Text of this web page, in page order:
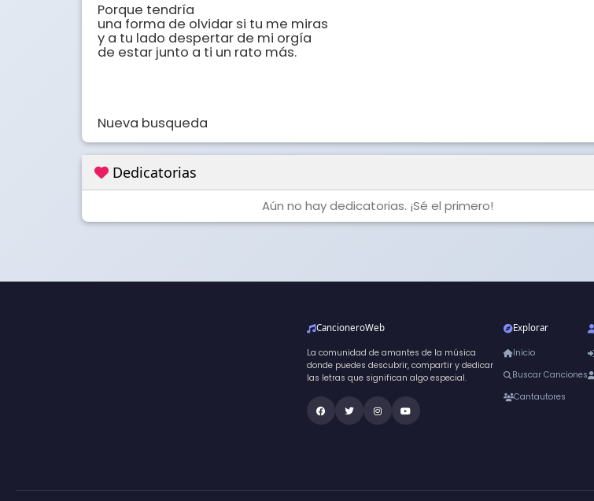
Porque tendría
una forma de olvidar si tu me miras
y a tu lado despertar de mi orgía
de estar junto a ti un rato más.
Nueva busqueda
Dedicatorias
Aún no hay dedicatorias. ¡Sé el primero!
CancioneroWeb
La comunidad de amantes de la música
donde puedes descubrir, compartir y dedicar
las letras que significan algo especial.
Explorar
Inicio
Buscar Canciones
Cantautores